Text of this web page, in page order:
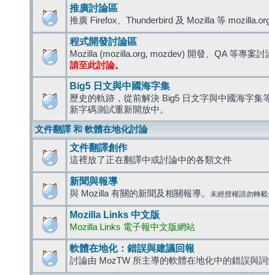
推廣討論區
推廣 Firefox、Thunderbird 及 Mozilla 等
程式開發討論區
Mozilla (mozilla.org, mozdev) 開發、QA 等專案討
請至此討論。
Big5 日文與中國海字集
歷史的軌跡，從前解決 Big5 日文字與中國海字集
新字碼測試重新開放中。
文件翻譯 和 軟體在地化討論
文件翻譯創作
這裡放了正在翻譯中或討論中的各類文件
新聞與報導
與 Mozilla 有關的新聞及相關報導。 未經授權請勿轉
Mozilla Links 中文版
Mozilla Links 電子報中文版網站
軟體在地化：錯誤與建議回報
討論由 MozTW 所主導的軟體在地化中的錯誤與